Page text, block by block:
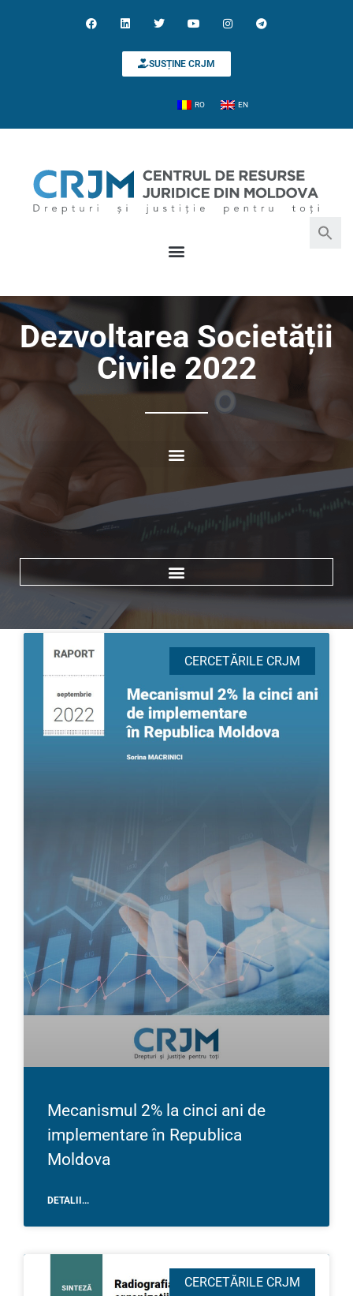
SUSȚINE CRJM
RO EN
Dezvoltarea Societății
Civile 2022
CERCETĂRILE CRJM
Mecanismul 2% la cinci ani de
implementare în Republica
Moldova
DETALII...
CERCETĂRILE CRJM